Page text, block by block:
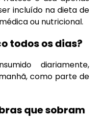
incluído na dieta de
ou nutricional.
todos os dias?
diariamente,
como parte de
que sobram